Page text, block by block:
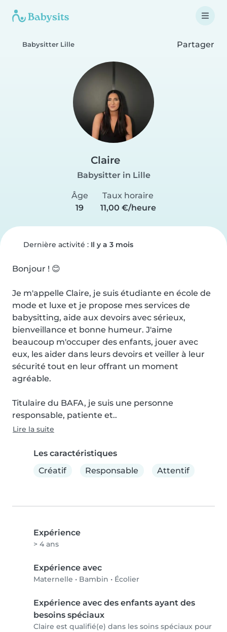
Babysitter Lille Partager
Claire
Babysitter in Lille
Âge
19
Taux horaire
11,00 €/heure
Dernière activité : Il y a 3 mois
Bonjour ! 😊
Je m'appelle Claire, je suis étudiante en école de
mode et luxe et je propose mes services de
babysitting, aide aux devoirs avec sérieux,
bienveillance et bonne humeur. J'aime
beaucoup m'occuper des enfants, jouer avec
eux, les aider dans leurs devoirs et veiller à leur
sécurité tout en leur offrant un moment
agréable.
Titulaire du BAFA, je suis une personne
responsable, patiente et..
Lire la suite
Les caractéristiques
Créatif
Responsable Attentif
Expérience
> 4 ans
Expérience avec
Maternelle • Bambin • Écolier
Expérience avec des enfants ayant des
besoins spéciaux
Claire est qualifié(e) dans les soins spéciaux pour